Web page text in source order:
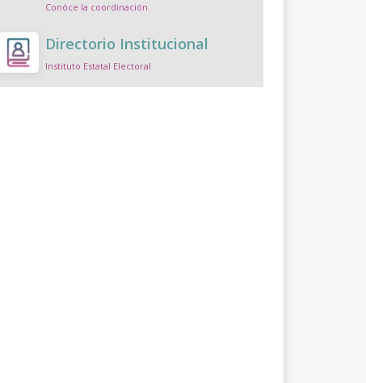
Conóce la coordinación
Directorio Institucional
Instituto Estatal Electoral